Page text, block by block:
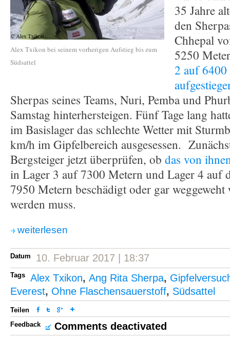
Alex Txikon bei seinem vorherigen Aufstieg bis zum
Südsattel
35 Jahre
den
Chhepal
5250
2 auf
Sherpas seines Teams, Nuri, Pemba und
Samstag hinterhersteigen. Fünf Tage lang
im Basislager das schlechte Wetter mit
km/h im Gipfelbereich ausgesessen.
Bergsteiger jetzt überprüfen, ob das von
in Lager 3 auf 7300 Metern und Lager 4 auf
7950 Metern beschädigt oder gar weggeweht
werden muss.
weiterlesen
Datum 10. Februar 2017 | 18:37
Tags Alex Txikon, Ang Rita Sherpa,
Everest, Ohne Flaschensauerstoff, Südsattel
Teilen
Feedback
Comments deactivated